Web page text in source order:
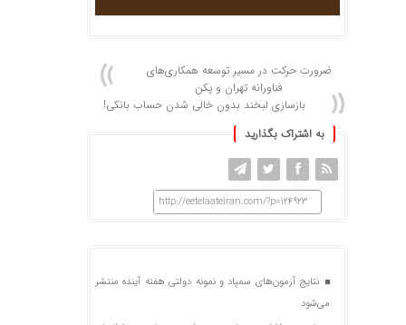
ضرورت حرکت در مسیر توسعه همکاری‌های
فناورانه تهران و پکن
بازسازی لبخند بدون خالی شدن حساب بانکی!
به اشتراک بگذارید
http://eetelaateiran.com/?p=124923
نتایج آزمون‌های سمپاد و نمونه دولتی هفته آینده منتشر
می‌شود